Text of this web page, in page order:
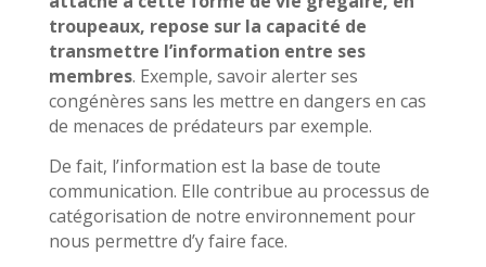
troupeaux, repose sur la capacité de
transmettre l’information entre ses
membres. Exemple, savoir alerter ses
congénères sans les mettre en dangers en cas
de menaces de prédateurs par exemple.
De fait, l’information est la base de toute
communication. Elle contribue au processus de
catégorisation de notre environnement pour
nous permettre d’y faire face.